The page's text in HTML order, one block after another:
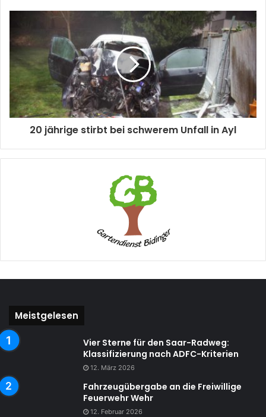
20 jährige stirbt bei schwerem Unfall in Ayl
Meistgelesen
Vier Sterne für den Saar-Radweg:
Klassifizierung nach ADFC-Kriterien
12. März 2026
Fahrzeugübergabe an die Freiwillige
Feuerwehr Wehr
12. Februar 2026